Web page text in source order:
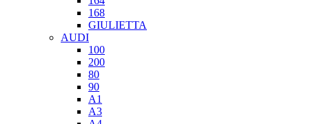
168
GIULIETTA
AUDI
100
200
80
90
A1
A3